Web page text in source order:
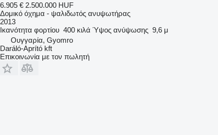
6.905 € 2.500.000 HUF
Δομικό όχημα - ψαλιδωτός ανυψωτήρας
2013
Ικανότητα φορτίου 400 κιλά Ύψος ανύψωσης 9,6 μ
Ουγγαρία, Gyomro
Daráló-Aprító kft
Επικοινωνία με τον πωλητή